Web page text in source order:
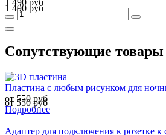
1 490 руб
Сопутствующие товары
Пластина с любым рисунком для
от 550 руб
от 550 руб
Подробнее
Адаптер для подключения к розетке